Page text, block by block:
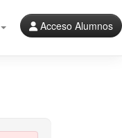
Acceso Alumnos